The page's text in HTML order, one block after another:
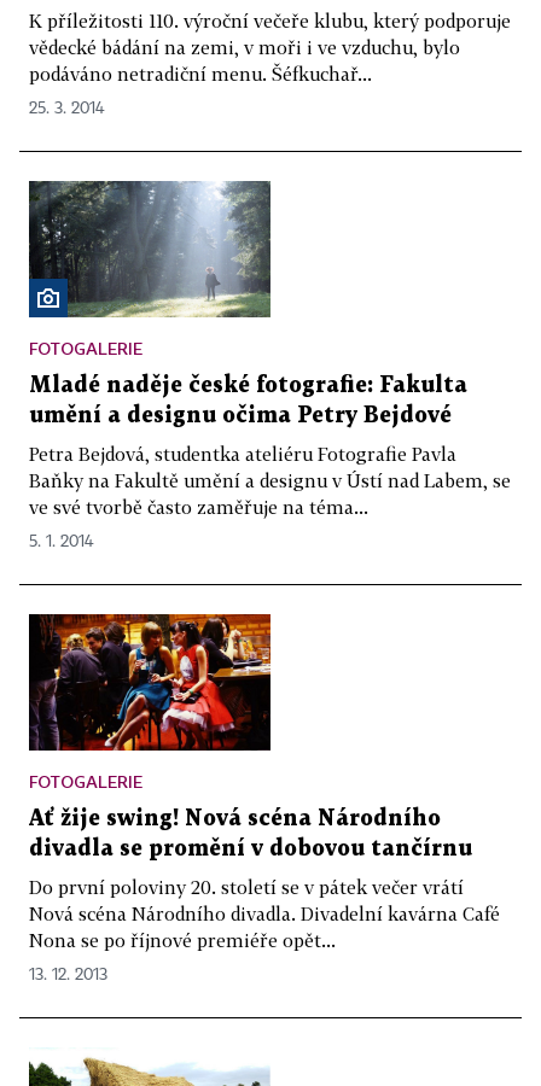
K příležitosti 110. výroční večeře klubu, který podporuje
vědecké bádání na zemi, v moři i ve vzduchu, bylo
podáváno netradiční menu. Šéfkuchař...
25. 3. 2014
FOTOGALERIE
Mladé naděje české fotografie: Fakulta
umění a designu očima Petry Bejdové
Petra Bejdová, studentka ateliéru Fotografie Pavla
Baňky na Fakultě umění a designu v Ústí nad Labem, se
ve své tvorbě často zaměřuje na téma...
5. 1. 2014
FOTOGALERIE
Ať žije swing! Nová scéna Národního
divadla se promění v dobovou tančírnu
Do první poloviny 20. století se v pátek večer vrátí
Nová scéna Národního divadla. Divadelní kavárna Café
Nona se po říjnové premiéře opět...
13. 12. 2013